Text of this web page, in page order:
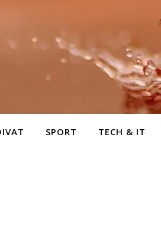
SPORT TECH & IT